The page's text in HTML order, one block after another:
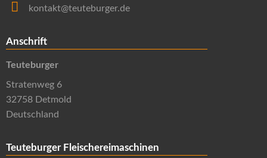
kontakt@teuteburger.de
Anschrift
Teuteburger
Stratenweg 6
32758 Detmold
Deutschland
Teuteburger Fleischereimaschinen